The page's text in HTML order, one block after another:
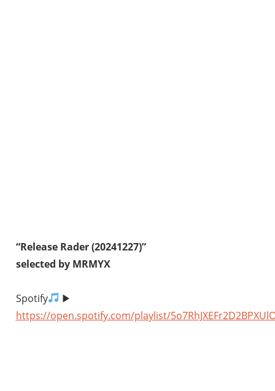
“Release Rader (20241227)”
selected by MRMYX
Spotify
▶︎
https://open.spotify.com/playlist/